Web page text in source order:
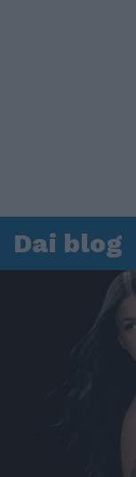
Dai blog